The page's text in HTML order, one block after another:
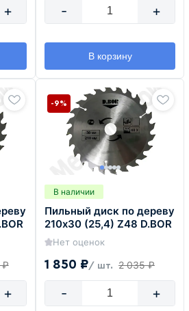
+ - +
В корзину
₽
+
В наличии
Пильный диск по дереву
210х30 (25,4) Z48 D.BOR
Нет оценок
1 850 ₽/ шт. 2 035 ₽
-9%
- +